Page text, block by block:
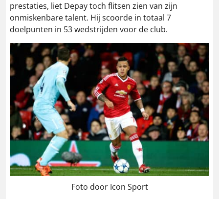
prestaties, liet Depay toch flitsen zien van zijn
onmiskenbare talent. Hij scoorde in totaal 7
doelpunten in 53 wedstrijden voor de club.
Foto door Icon Sport